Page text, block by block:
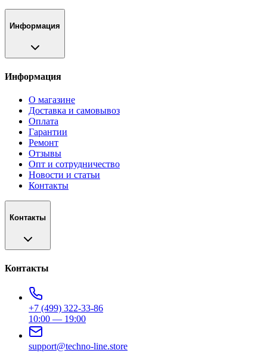
Информация
Информация
О магазине
Доставка и самовывоз
Оплата
Гарантии
Ремонт
Отзывы
Опт и сотрудничество
Новости и статьи
Контакты
Контакты
Контакты
+7 (499) 322-33-86
10:00 — 19:00
support@techno-line.store